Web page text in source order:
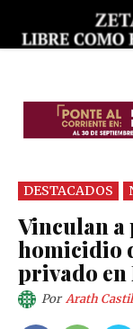
DESTACADOS
Vinculan a
homicidio
privado
Por Arath